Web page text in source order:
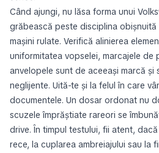
Când ajungi, nu lăsa forma unui
grăbească peste disciplina obișnuită
mașini rulate. Verifică alinierea
uniformitatea vopselei, marcajele de
anvelopele sunt de aceeași marcă și
neglijente. Uită-te și la felul în care
documentele. Un dosar ordonat nu
scuzele împrăștiate rareori se
drive. În timpul testului, fii atent,
rece, la cuplarea ambreiajului sau la